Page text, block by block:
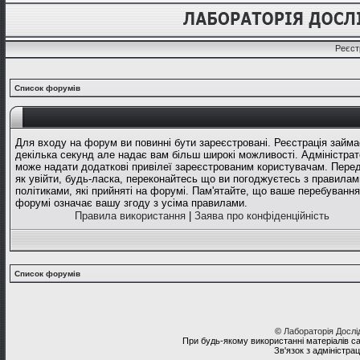
Список форумів
Для входу на форум ви повинні бути зареєстровані. Реєстрація
декілька секунд але надає вам більш широкі можливості.
може надати додаткові привілеї зареєстрованим користувачам.
як увійти, будь-ласка, переконайтесь що ви погоджуєтесь з
політиками, які прийняті на форумі. Пам'ятайте, що ваше
форумі означає вашу згоду з усіма правилами.
Правила використання
Заява про конфіденційність
Список форумів
© Лабораторія
При будь-якому використанні матеріалів
Зв'язок з